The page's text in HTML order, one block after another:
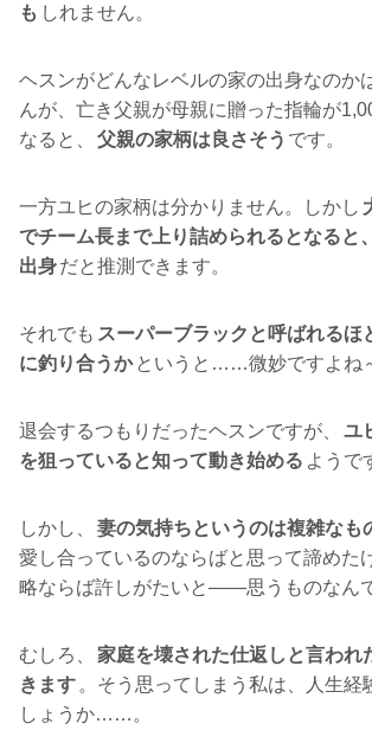
も しれません。
ヘスンがどんなレベルの家の出身なのか
んが、亡き父親が母親に贈った指輪が
なると、
父親の家柄は良さそう です。
一方ユヒの家柄は分かりません。しかし
でチーム長まで上り詰められるとなると
出身だと推測できます。
それでも スーパーブラックと呼ばれるほ
に釣り合うか というと……微妙ですよね
退会するつもりだったヘスンですが、
ユ
を狙っていると知って動き始める ようで
しかし、 妻の気持ちというのは複雑なも
愛し合っているのならばと思って諦めた
略ならば許しがたいと――思うものなん
むしろ、
家庭を壊された仕返しと言われ
きます 。そう思ってしまう私は、人生経
しょうか……。